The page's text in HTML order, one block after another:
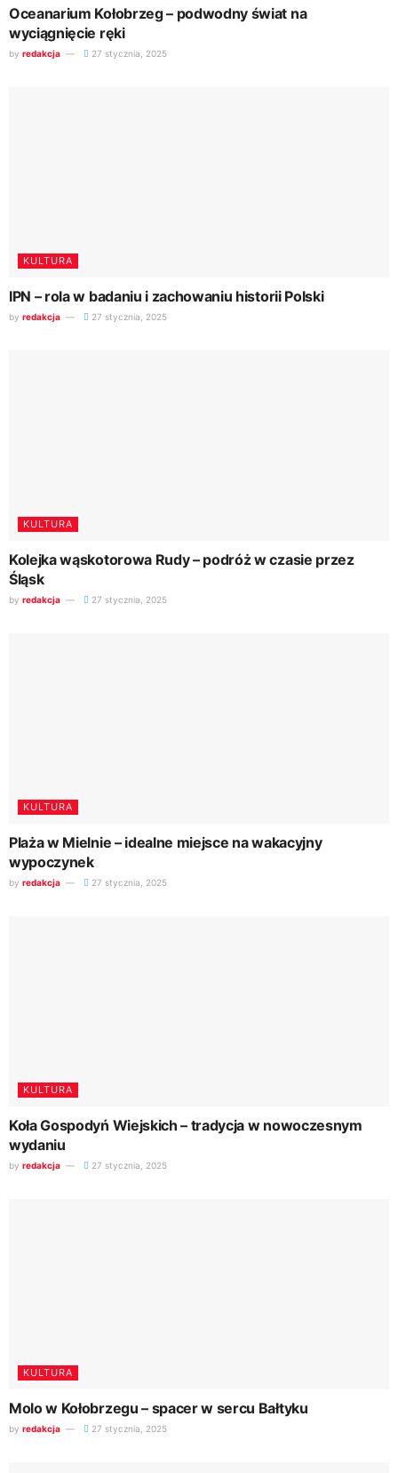
Oceanarium Kołobrzeg – podwodny świat na
wyciągnięcie ręki
by redakcja 27 stycznia, 2025
KULTURA
IPN – rola w badaniu i zachowaniu historii Polski
by redakcja 27 stycznia, 2025
KULTURA
Kolejka wąskotorowa Rudy – podróż w czasie przez
Śląsk
by redakcja 27 stycznia, 2025
KULTURA
Plaża w Mielnie – idealne miejsce na wakacyjny
wypoczynek
by redakcja 27 stycznia, 2025
KULTURA
Koła Gospodyń Wiejskich – tradycja w nowoczesnym
wydaniu
by redakcja 27 stycznia, 2025
KULTURA
Molo w Kołobrzegu – spacer w sercu Bałtyku
by redakcja 27 stycznia, 2025